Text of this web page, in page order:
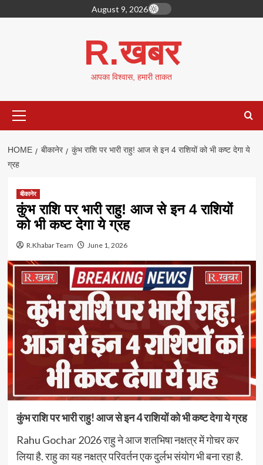
to
August 9, 2026
R.खबर
आपका विश्वास, हमारी ताकत
Menu
HOME बीकानेर
कुंभ राशि पर भारी राहु! आज से इन 4 राशियों को भी कष्ट देगा ये
ग्रह
बीकानेर
कुंभ राशि पर भारी राहु! आज से इन 4 राशियों
को भी कष्ट देगा ये ग्रह
R.Khabar Team June 1, 2026
कुंभ राशि पर भारी राहु! आज से इन 4 राशियों को भी कष्ट देगा ये ग्रह
Rahu Gochar 2026 राहु ने आज शतभिषा नक्षत्र में गोचर कर
लिया है. राहु का यह नक्षत्र परिवर्तन एक दुर्लभ संयोग भी बना रहा है.